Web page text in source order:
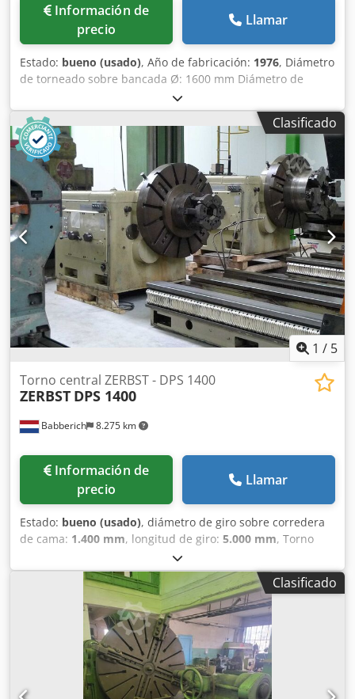
Información de
precio
Llamar
Estado: bueno (usado), Año de fabricación: 1976, Diámetro
de torneado sobre bancada Ø: 1600 mm Diámetro de
torneado sobre carro: 1250 mm Diámetro de torneado en
foso Ø: 2100 mm Ancho de bancada: 1400 mm Dkodpfx
Aowvir Ijcfsr Potencia: 35 kW Velocidad de giro: 180 rpm
Clasificado
1 / 5
Babberich 8.275 km
Torno central ZERBST - DPS 1400
ZERBST DPS 1400
Información de
precio
Llamar
Estado: bueno (usado), diámetro de giro sobre corredera
de cama: 1.400 mm, longitud de giro: 5.000 mm, Torno
central Dksdpfx Aowvirhecfsr ZERBST - DPS 1400 MACH-ID
582 Fabricante: ZERBST Modelo: DPS 1400 Año de
fabricación: 1976 Longitud de torneado: 5000 mm
Diámetro de torneado sobre bancada Ø: 1400 mm
Diámetro de torneado sobre carro: 1250 mm Diámetro del
agujero del husillo: 100 mm
Clasificado